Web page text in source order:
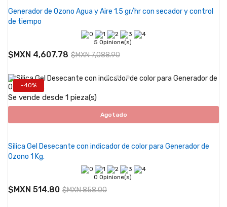
Generador de Ozono Agua y Aire 1.5 gr/hr con secador y control
de tiempo
5 Opinione(s)
$MXN 4,607.78 $MXN 7,088.90
-40%
Se vende desde 1 pieza(s)
Agotado
Silica Gel Desecante con indicador de color para Generador de
Ozono 1 Kg.
0 Opinione(s)
$MXN 514.80 $MXN 858.00